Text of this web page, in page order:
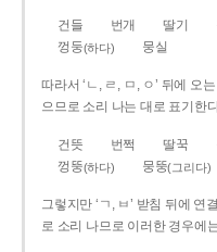
건들 번개 딸기
껑둥(하다) 뭉실
따라서 ‘ㄴ, ㄹ, ㅁ, ㅇ’ 뒤에 오
으므로 소리 나는 대로 표기한
건뜻 번쩍 딸꾹
껑뚱(하다) 뭉뚱(그리다)
그렇지만 ‘ㄱ, ㅂ’ 받침 뒤에 연
로 소리 나므로 이러한 경우에